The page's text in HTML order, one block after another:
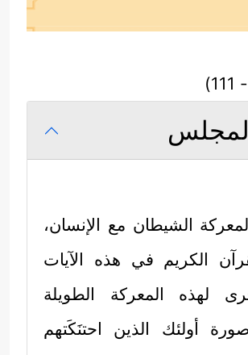
الشيطان مع الإنسان،
الكريم في هذه الآيات
لهذه المعركة الطويلة
أولئك الذين احتنَكَتهم